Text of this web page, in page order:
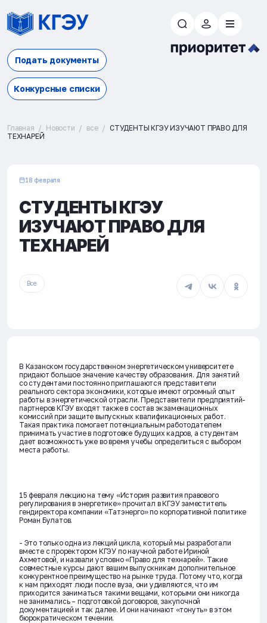
Подать документы
Конкурсные списки
Главная Новости все
СТУДЕНТЫ КГЭУ ИЗУЧАЮТ ПРАВО ДЛЯ
ТЕХНАРЕЙ
18 февраля
СТУДЕНТЫ КГЭУ
ИЗУЧАЮТ ПРАВО ДЛЯ
ТЕХНАРЕЙ
Все
В Казанском государственном энергетическом университете
придают большое значение качеству образования. Для занятий
со студентами постоянно приглашаются представители
реального сектора экономики, которые имеют огромный опыт
работы в энергетической отрасли. Представители предприятий-
партнеров КГЭУ входят также в состав экзаменационных
комиссий при защите выпускных квалификационных работ.
Такая практика помогает потенциальным работодателем
принимать участие в подготовке будущих кадров, а студентам
дает возможность уже во время учебы определиться с выбором
места работы.
15 февраля лекцию на тему «История развития правового
регулирования в энергетике» прочитал в КГЭУ заместитель
гендиректора компании «Татэнерго» по корпоративной политике
Роман Булатов.
- Это только одна из лекций цикла, который мы разработали
вместе с проректором КГЭУ по научной работе Ириной
Ахметовой, и назвали условно «Право для технарей». Такие
совместные курсы дают вашим выпускникам дополнительное
конкурентное преимущество на рынке труда. Потому что, когда
к нам приходят люди после вуза, они удивляются, что им
приходится заниматься такими вещами, которыми они никогда
не занимались – подготовкой договоров, закупочной
документацией и так далее. И они начинают «тонуть» в этом
бюрократическом течении.